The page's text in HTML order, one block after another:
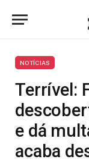
NOTÍCIAS
Terrível:
e dá
acaba